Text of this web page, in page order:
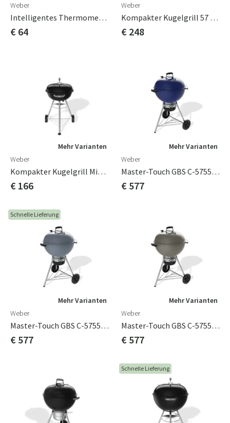
Weber
Intelligentes Thermometer Mit Kabel
€ 64
Weber
Kompakter Kugelgrill 57 Cm
€ 248
Mehr Varianten
Weber
Kompakter Kugelgrill Mit Holzkohle, 47 Cm
€ 166
Mehr Varianten
Weber
Master-Touch GBS C-5755 Ocean Blue Holzkohlegril 57cm
€ 577
Schnelle Lieferung
Mehr Varianten
Weber
Master-Touch GBS C-5755 Schiefer-Holzkohlegrill 57 Cm
€ 577
Mehr Varianten
Weber
Master-Touch GBS C-5755 Smoke Grey Holzkohlegril 57cm
€ 577
Schnelle Lieferung